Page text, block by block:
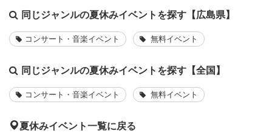
同じジャンルの夏休みイベントを探す【広島県】
コンサート・音楽イベント 無料イベント
同じジャンルの夏休みイベントを探す【全国】
コンサート・音楽イベント 無料イベント
夏休みイベント一覧に戻る